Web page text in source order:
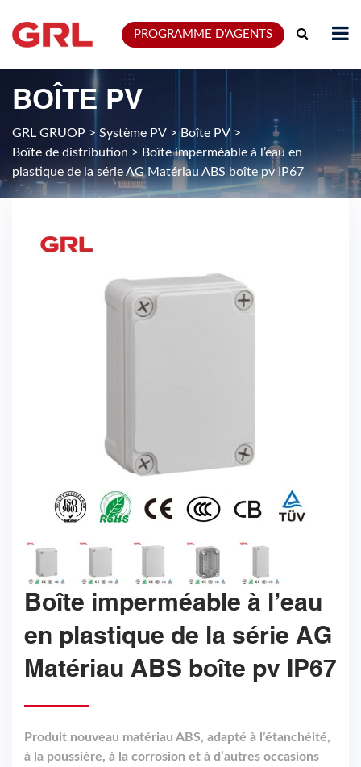
PROGRAMME D'AGENTS
BOÎTE PV
GRL GRUOP > Système PV >Boîte PV >
Boîte de distribution > Boîte imperméable à l’eau en
plastique de la série AG Matériau ABS boîte pv IP67
Boîte imperméable à l’eau
en plastique de la série AG
Matériau ABS boîte pv IP67
Produit nouveau matériau ABS, adapté à l’étanchéité,
à la poussière, à la corrosion et à d’autres occasions